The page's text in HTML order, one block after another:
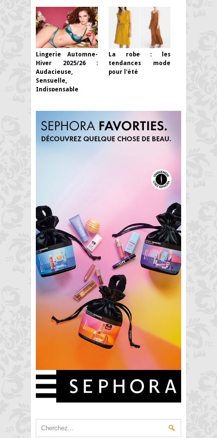
Lingerie Automne-
Hiver 2025/26 :
Audacieuse,
Sensuelle,
Indispensable
La robe : les
tendances mode
pour l'été